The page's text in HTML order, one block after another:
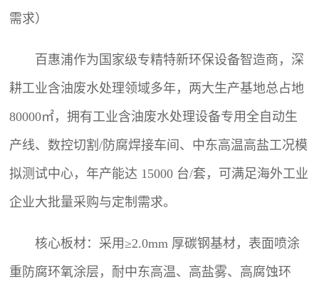
需求）
百惠浦作为国家级专精特新环保设备智造商，深
耕工业含油废水处理领域多年，两大生产基地总占地
80000㎡，拥有工业含油废水处理设备专用全自动生
产线、数控切割/防腐焊接车间、中东高温高盐工况模
拟测试中心，年产能达 15000 台/套，可满足海外工业
企业大批量采购与定制需求。
核心板材：采用≥2.0mm 厚碳钢基材，表面喷涂
重防腐环氧涂层，耐中东高温、高盐雾、高腐蚀环